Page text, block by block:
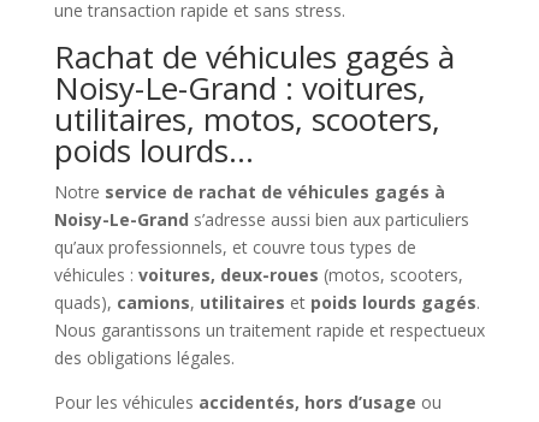
une transaction rapide et sans stress.
Rachat de véhicules gagés à
Noisy-Le-Grand : voitures,
utilitaires, motos, scooters,
poids lourds…
Notre service de rachat de véhicules gagés à
Noisy-Le-Grand s’adresse aussi bien aux particuliers
qu’aux professionnels, et couvre tous types de
véhicules : voitures, deux-roues (motos, scooters,
quads), camions, utilitaires et poids lourds gagés.
Nous garantissons un traitement rapide et respectueux
des obligations légales.
Pour les véhicules accidentés, hors d’usage ou